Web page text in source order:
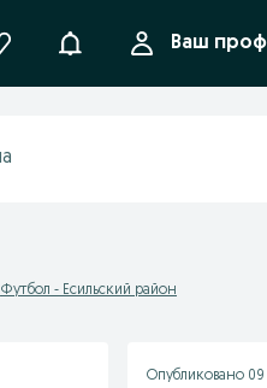
УведомленияВаш
Футбол - Есильский район
Опубликовано 09